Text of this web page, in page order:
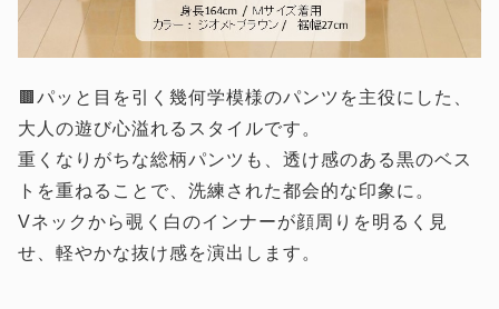
🟫パッと目を引く幾何学模様のパンツを主役にした、
大人の遊び心溢れるスタイルです。
重くなりがちな総柄パンツも、透け感のある黒のベス
トを重ねることで、洗練された都会的な印象に。
Vネックから覗く白のインナーが顔周りを明るく見
せ、軽やかな抜け感を演出します。